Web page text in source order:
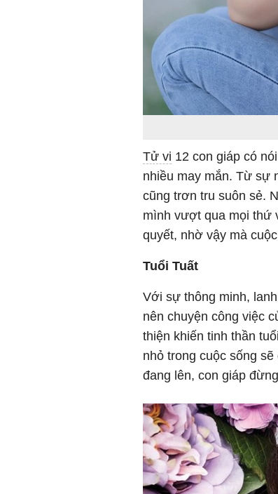
Tử vi 12 con giáp có
nhiều may mắn. Từ sự
cũng trơn tru suôn sẻ.
mình vượt qua mọi thứ
quyết, nhờ vậy mà
Tuổi Tuất
Với sự thông minh,
nên chuyện công việc
thiện khiến tinh thần
nhỏ trong cuộc sống
đang lên, con giáp